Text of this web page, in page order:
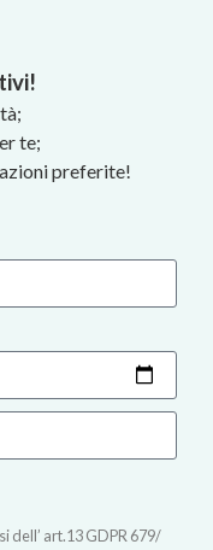
te;
preferite!
dell’ art.13 GDPR 679/